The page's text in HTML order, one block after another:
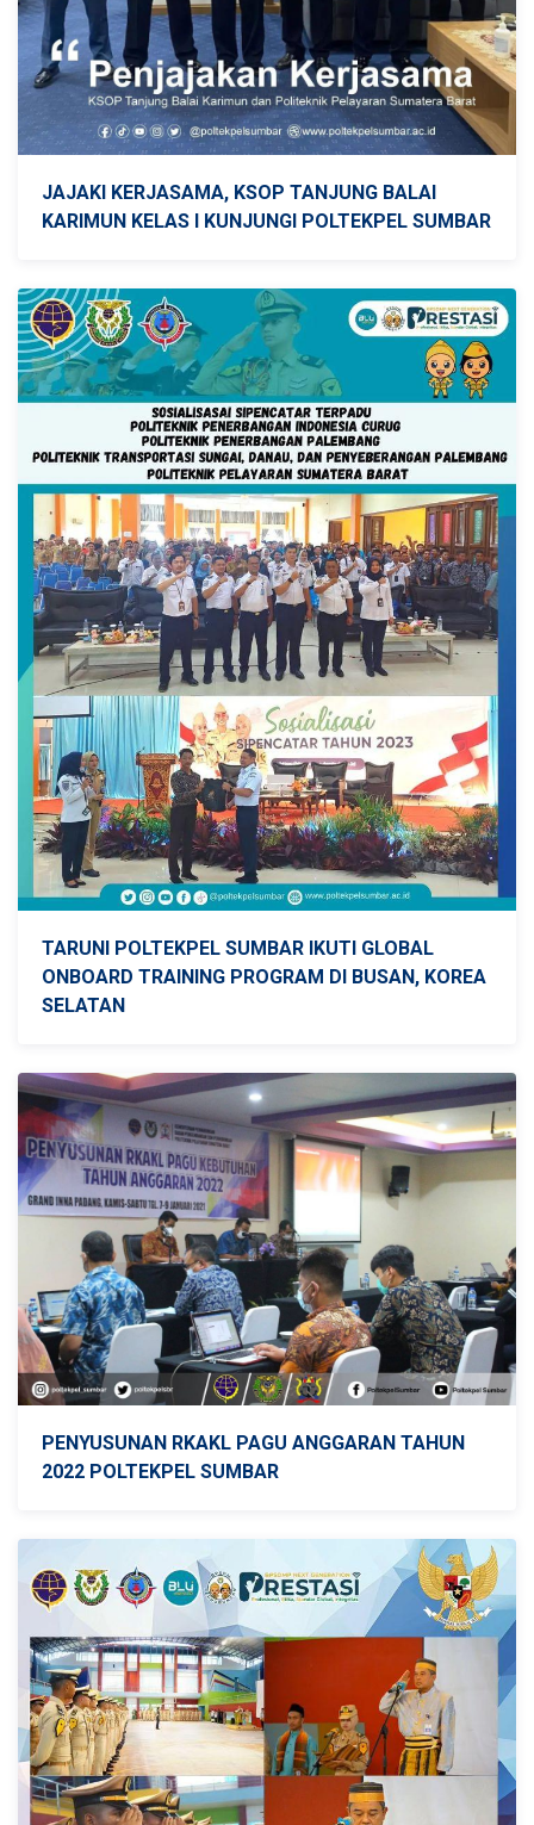
JAJAKI KERJASAMA, KSOP TANJUNG BALAI
KARIMUN KELAS I KUNJUNGI POLTEKPEL SUMBAR
TARUNI POLTEKPEL SUMBAR IKUTI GLOBAL
ONBOARD TRAINING PROGRAM DI BUSAN, KOREA
SELATAN
PENYUSUNAN RKAKL PAGU ANGGARAN TAHUN
2022 POLTEKPEL SUMBAR